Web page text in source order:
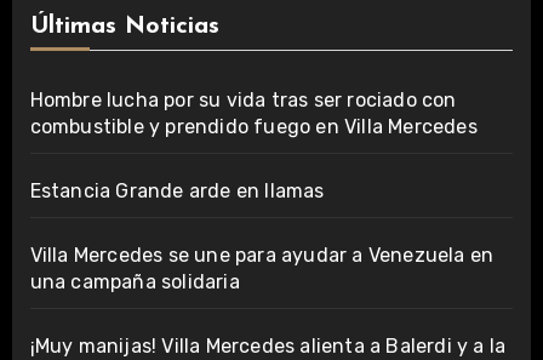
Últimas Noticias
Hombre lucha por su vida tras ser rociado con
combustible y prendido fuego en Villa Mercedes
Estancia Grande arde en llamas
Villa Mercedes se une para ayudar a Venezuela en
una campaña solidaria
¡Muy manijas! Villa Mercedes alienta a Balerdi y a la